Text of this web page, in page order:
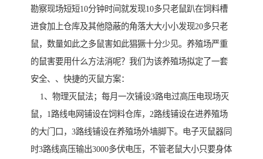
勘察现场短短10分钟时间就发现10多只老鼠趴在饲料槽
进食加上仓库及其他隐蔽的角落大大小小发现20多只老
鼠，数量如此之多鼠害如此猖獗十分少见。养殖场严重
的鼠害要用什么方法消呢？我们为该养殖场拟定了一套
安全、、快捷的灭鼠方案：
1、物理灭鼠法；每月一次铺设3路电过高压电现场灭
鼠，1路线电网铺设在饲料仓库，2路线铺设在进养殖场
的大门口，3路线铺设在养殖场外墙脚下。电子灭鼠器同
时3路线高压输出3000多伏电压，不管老鼠大小只要身体